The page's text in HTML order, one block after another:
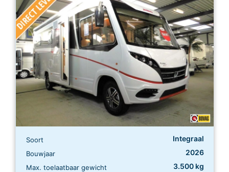
Soort Integraal
Bouwjaar 2026
Max. toelaatbaar gewicht 3.500 kg